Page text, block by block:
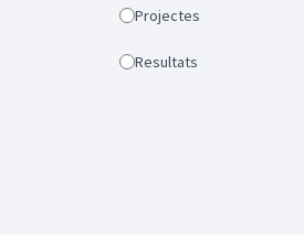
Projectes
Resultats